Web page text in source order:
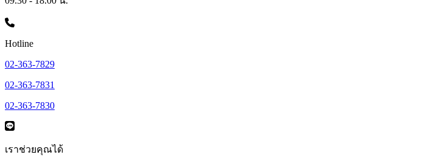
Hotline
02-363-7829
02-363-7831
02-363-7830
เราช่วยคุณได้